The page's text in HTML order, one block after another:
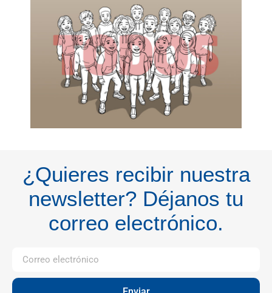
¿Quieres recibir nuestra
newsletter? Déjanos tu
correo electrónico.